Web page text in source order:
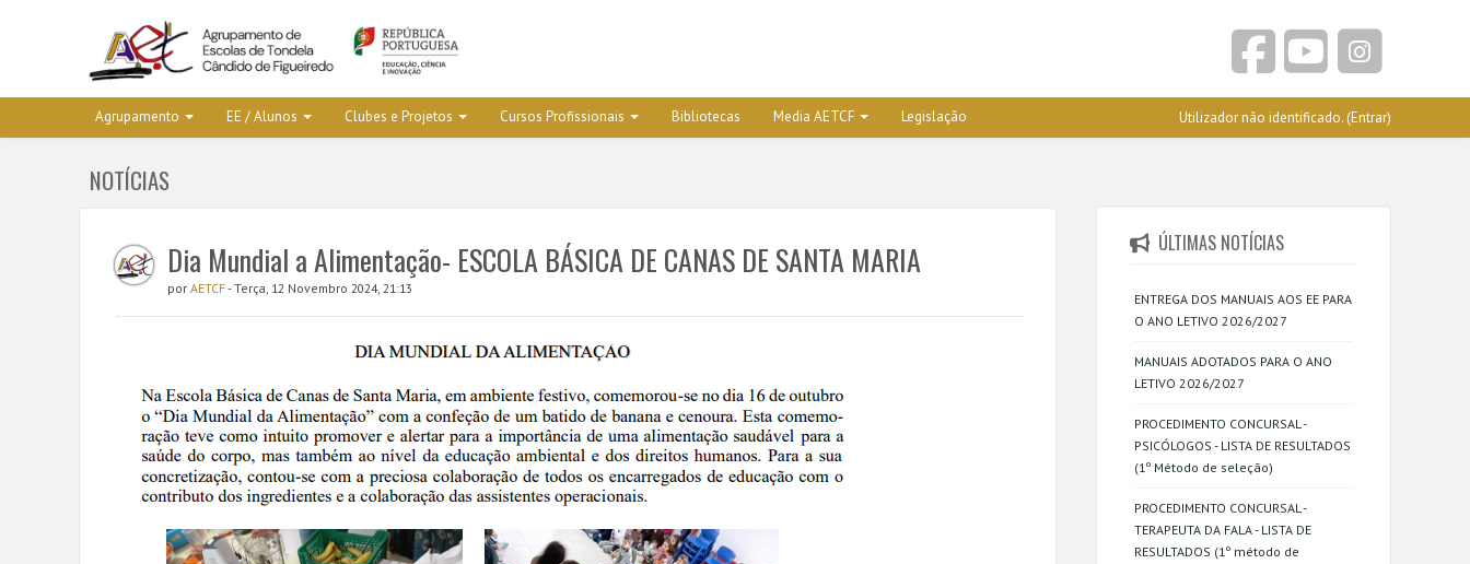
Agrupamento EE / Alunos Clubes e Projetos Cursos Profissionais Bibliotecas Media AETCF Legislação Utilizador não identificado. (Entrar)
NOTÍCIAS
Dia Mundial a Alimentação- ESCOLA BÁSICA DE CANAS DE SANTA MARIA
por AETCF- Terça, 12 Novembro 2024, 21:13
ÚLTIMAS NOTÍCIAS
ENTREGA DOS MANUAIS AOS EE PARA
O ANO LETIVO 2026/2027
MANUAIS ADOTADOS PARA O ANO
LETIVO 2026/2027
PROCEDIMENTO CONCURSAL -
PSICÓLOGOS - LISTA DE RESULTADOS
(1º Método de seleção)
PROCEDIMENTO CONCURSAL -
TERAPEUTA DA FALA - LISTA DE
RESULTADOS (1º método de